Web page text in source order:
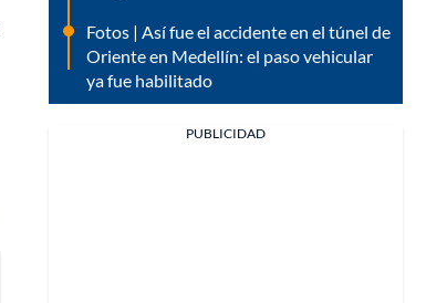
Fotos | Así fue el accidente en el túnel de
Oriente en Medellín: el paso vehicular
ya fue habilitado
PUBLICIDAD